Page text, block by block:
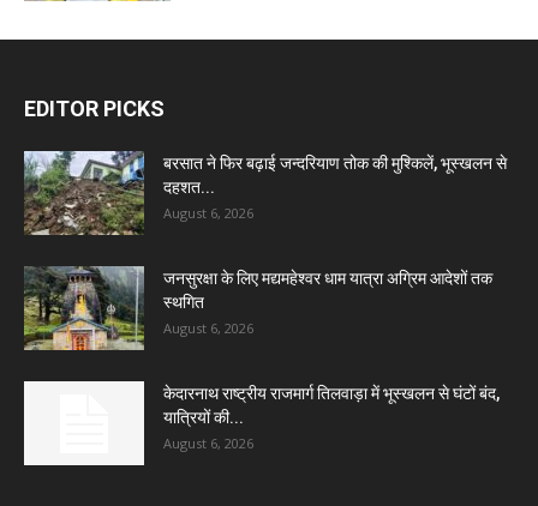
EDITOR PICKS
बरसात ने फिर बढ़ाई जन्दरियाण तोक की मुश्किलें, भूस्खलन से
दहशत...
August 6, 2026
जनसुरक्षा के लिए मद्यमहेश्वर धाम यात्रा अग्रिम आदेशों तक
स्थगित
August 6, 2026
केदारनाथ राष्ट्रीय राजमार्ग तिलवाड़ा में भूस्खलन से घंटों बंद,
यात्रियों की...
August 6, 2026